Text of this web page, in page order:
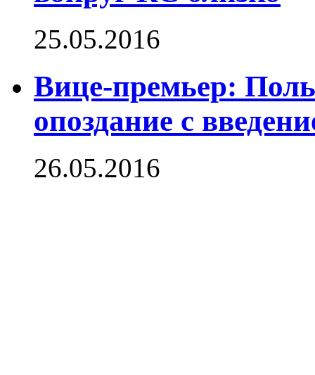
25.05.2016
Вице-премьер:
опоздание с
26.05.2016